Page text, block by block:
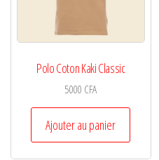
Polo Coton Kaki Classic
5000 CFA
Ajouter au panier